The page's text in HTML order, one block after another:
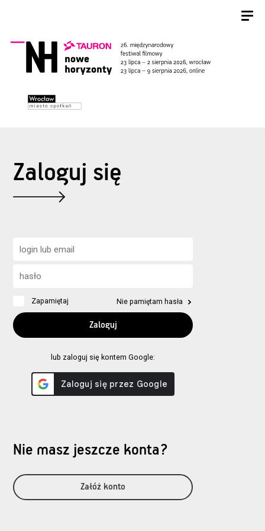
Zaloguj się
Zapamiętaj Nie pamiętam hasła
lub zaloguj się kontem Google:
Nie masz jeszcze konta?
Załóż konto